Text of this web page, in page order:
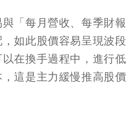
「每月營收、每季財報
如此股價容易呈現波段
在換手過程中，進行低
這是主力緩慢推高股價